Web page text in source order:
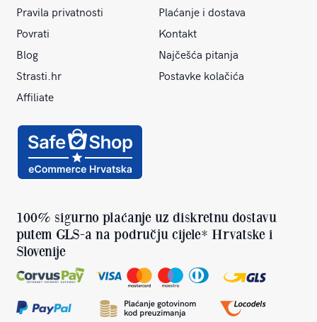
Pravila privatnosti
Plaćanje i dostava
Povrati
Kontakt
Blog
Najčešća pitanja
Strasti.hr
Postavke kolačića
Affiliate
100% sigurno plaćanje uz diskretnu dostavu
putem GLS-a na području cijele* Hrvatske i
Slovenije